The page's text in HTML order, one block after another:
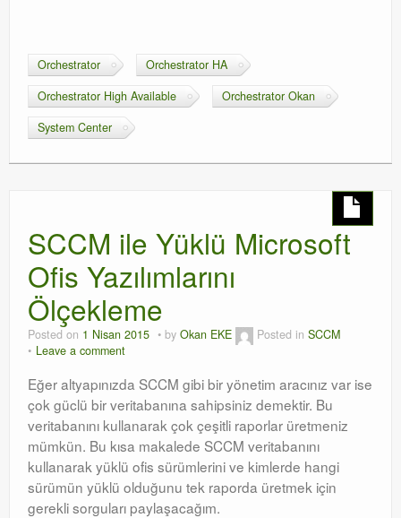
Orchestrator
Orchestrator HA
Orchestrator High Available
Orchestrator Okan
System Center
SCCM ile Yüklü Microsoft
Ofis Yazılımlarını
Ölçekleme
Posted on 1 Nisan 2015 by Okan EKE Posted in SCCM
Leave a comment
Eğer altyapınızda SCCM gibi bir yönetim aracınız var ise
çok güclü bir veritabanına sahipsiniz demektir. Bu
veritabanını kullanarak çok çeşitli raporlar üretmeniz
mümkün. Bu kısa makalede SCCM veritabanını
kullanarak yüklü ofis sürümlerini ve kimlerde hangi
sürümün yüklü olduğunu tek raporda üretmek için
gerekli sorguları paylaşacağım.